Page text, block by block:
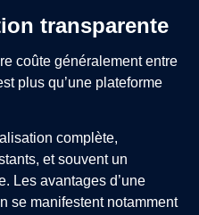
transparente
coûte généralement entre
plus qu’une plateforme
complète,
et souvent un
Les avantages d’une
se manifestent notamment